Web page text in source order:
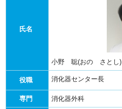
氏名
小野 聡(おの さとし)
役職 消化器センター長
専門 消化器外科